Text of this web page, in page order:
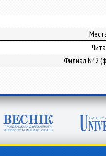
Филиал № 2